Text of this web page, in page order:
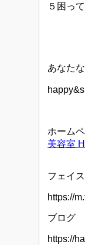
５困っ
あなた
ホーム
美容室
フェイ
https://
ブログ
https://